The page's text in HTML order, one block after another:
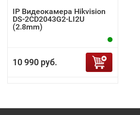
IP Видеокамера Hikvision
DS-2CD2043G2-LI2U
(2.8mm)
10 990 руб.